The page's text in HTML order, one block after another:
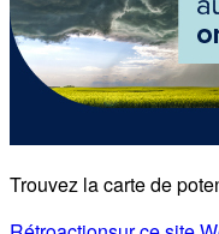
Trouvez la carte de